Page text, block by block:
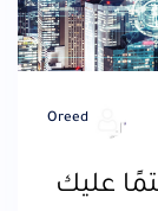
Oreed
عليك